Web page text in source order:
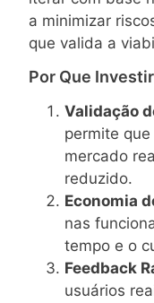
a minimizar
que valida a
Por Que
Validação
permite
mercado
reduzido.
Economia
nas
tempo e o
Feedback
usuários